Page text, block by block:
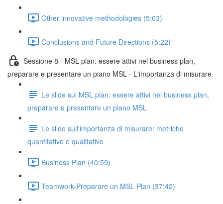
Other innovative methodologies (5:03)
Conclusions and Future Directions (5:22)
Sessione 8 - MSL plan: essere attivi nel business plan,
preparare e presentare un piano MSL - L'importanza di misurare
Le slide sul MSL plan: essere attivi nel business plan,
preparare e presentare un piano MSL
Le slide sull'importanza di misurare: metriche
quantitative e qualitative
Business Plan (40:59)
Teamwork-Preparare un MSL Plan (37:42)